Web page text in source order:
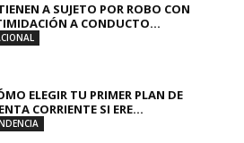
A SUJETO POR ROBO CON
A CONDUCTO...
ELEGIR TU PRIMER PLAN DE
CORRIENTE SI ERE...